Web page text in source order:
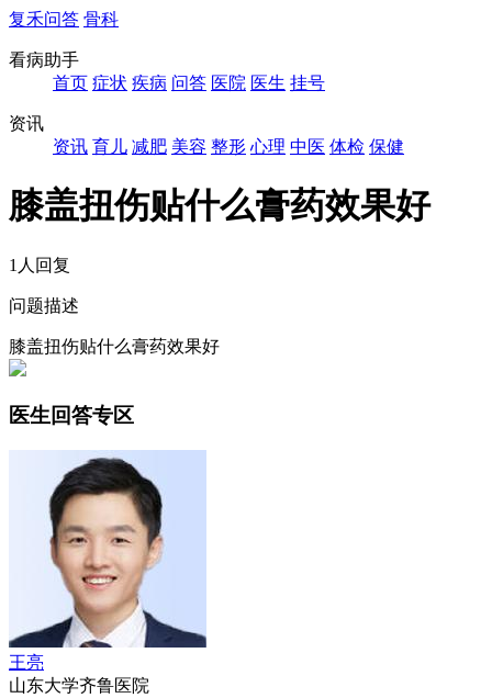
复禾问答 骨科
看病助手
首页 症状 疾病 问答 医院 医生 挂号
资讯
资讯 育儿 减肥 美容 整形 心理 中医 体检 保健
膝盖扭伤贴什么膏药效果好
1人回复
问题描述
膝盖扭伤贴什么膏药效果好
医生回答专区
王亮
山东大学齐鲁医院